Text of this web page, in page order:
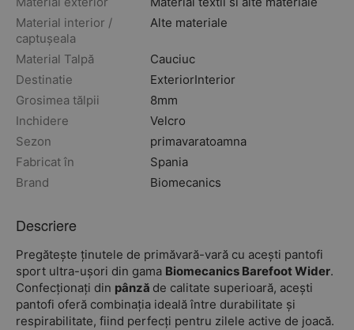
Material interior /
captușeala
Alte materiale
Material Talpă
Cauciuc
Destinatie
ExteriorInterior
Grosimea tălpii
8mm
Inchidere
Velcro
Sezon
primavaratoamna
Fabricat în
Spania
Brand
Biomecanics
Descriere
Pregătește ținutele de primăvară-vară cu acești pantofi
sport ultra-ușori din gama Biomecanics Barefoot Wider.
Confecționați din pânză de calitate superioară, acești
pantofi oferă combinația ideală între durabilitate și
respirabilitate, fiind perfecți pentru zilele active de joacă.